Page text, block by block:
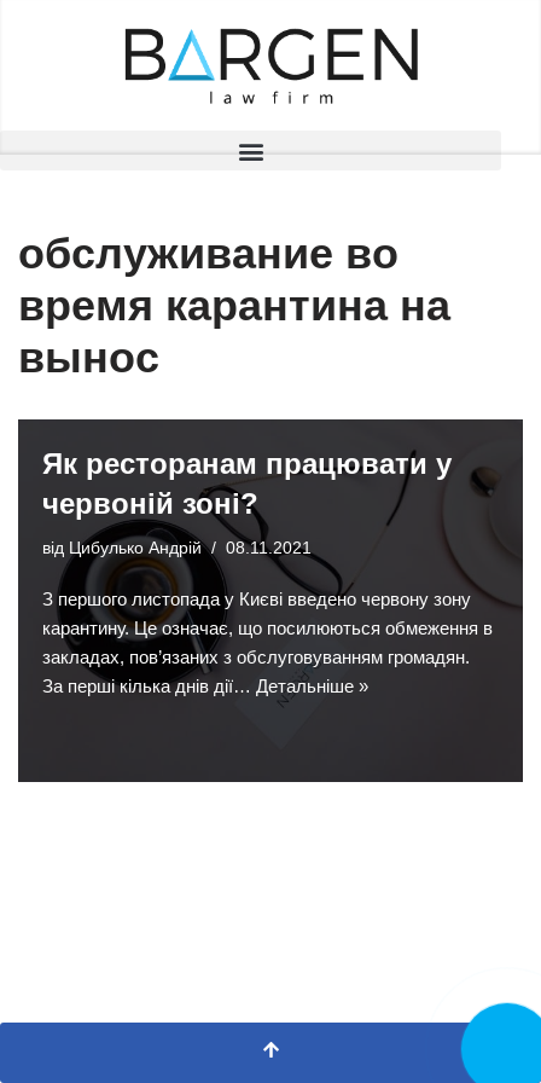
обслуживание во
время карантина на
вынос
Як ресторанам працювати у
червоній зоні?
від Цибулько Андрій 08.11.2021
З першого листопада у Києві введено червону зону
карантину. Це означає, що посилюються обмеження в
закладах, пов’язаних з обслуговуванням громадян.
За перші кілька днів дії… Детальніше »